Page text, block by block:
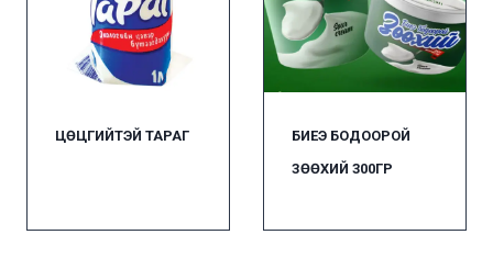
ЦӨЦГИЙТЭЙ ТАРАГ
БИЕЭ БОДООРОЙ
ЗӨӨХИЙ 300ГР